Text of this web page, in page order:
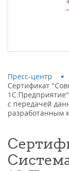
Пресс-центр
Сертификат
с передачей
разработанным